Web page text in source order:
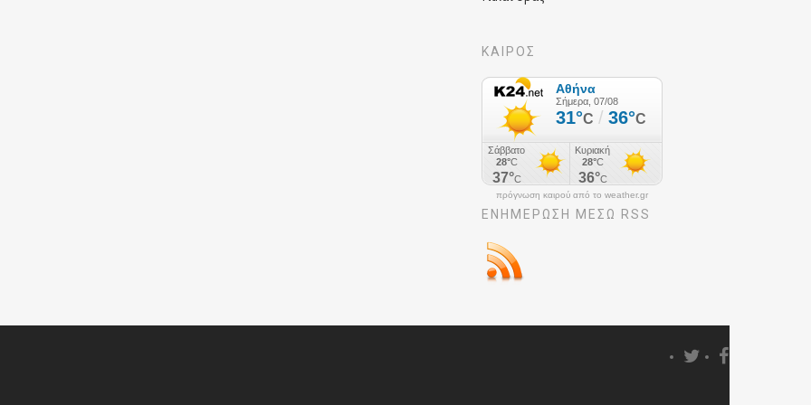
ΚΑΙΡΟΣ
πρόγνωση καιρού από το weather.gr
ΕΝΗΜΈΡΩΣΉ ΜΕΣΩ RSS